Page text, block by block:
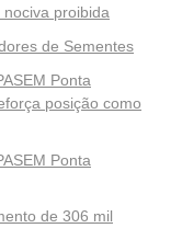
proibida
de Sementes
Ponta
posição como
Ponta
de 306 mil